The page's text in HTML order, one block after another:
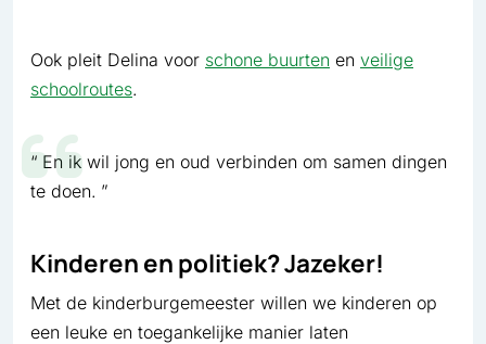
Ook pleit Delina voor schone buurten en veilige
schoolroutes.
En ik wil jong en oud verbinden om samen dingen
te doen.
Kinderen en politiek? Jazeker!
Met de kinderburgemeester willen we kinderen op
een leuke en toegankelijke manier laten